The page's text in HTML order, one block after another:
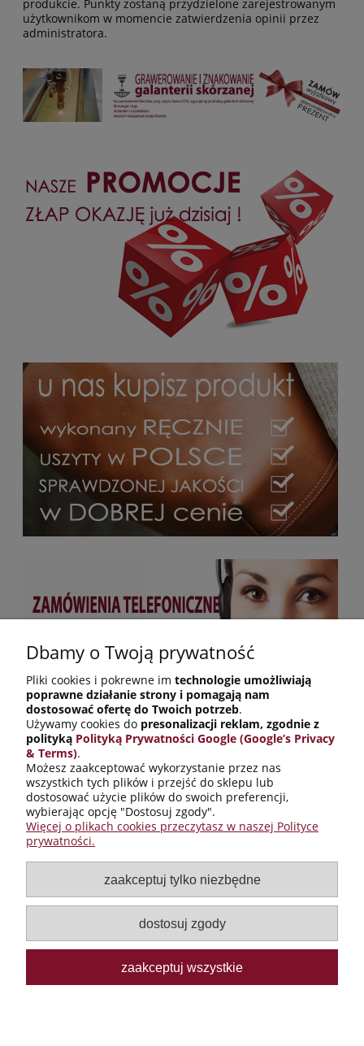
produkcie. Punkty zostaną przydzielone zarejestrowanym
użytkownikom w momencie zatwierdzenia opinii przez
administratora.
Informacje o sklepie
Warunki zakupów
Galanteria skórzana
Dobre na prezent
Twoje konto
Dbamy o Twoją prywatność
Pliki cookies i pokrewne im technologie umożliwiają
poprawne działanie strony i pomagają nam
dostosować ofertę do Twoich potrzeb.
Używamy cookies do presonalizacji reklam, zgodnie z
polityką Polityką Prywatności Google (Google’s Privacy
& Terms).
Możesz zaakceptować wykorzystanie przez nas
wszystkich tych plików i przejść do sklepu lub
dostosować użycie plików do swoich preferencji,
wybierając opcję "Dostosuj zgody".
Więcej o plikach cookies przeczytasz w naszej Polityce
prywatności.
zaakceptuj tylko niezbędne
dostosuj zgody
zaakceptuj wszystkie